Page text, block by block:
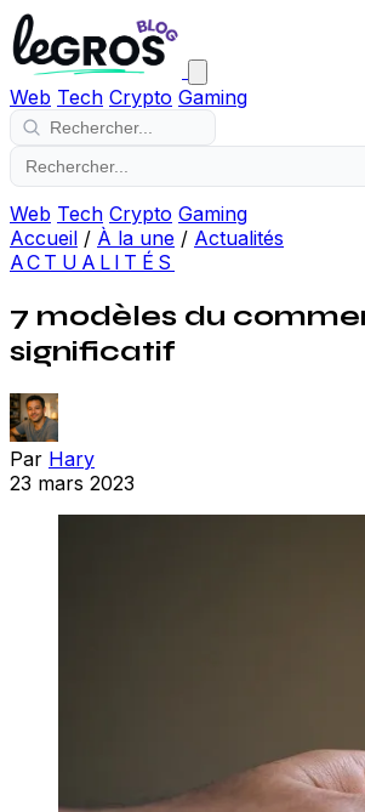
Web Tech Crypto Gaming
Web Tech Crypto Gaming
Accueil / À la une / Actualités
ACTUALITÉS
7 modèles du
significatif
Par Hary
23 mars 2023